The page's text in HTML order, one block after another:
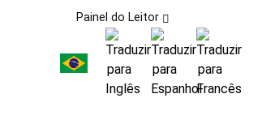
Painel do Leitor